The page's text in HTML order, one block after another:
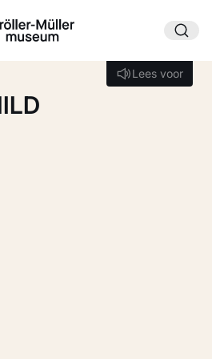
Lees voor
Lees voor